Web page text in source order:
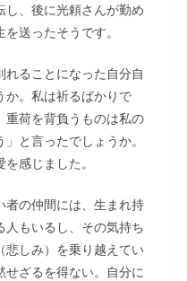
、後に光頼さんが勤め
送ったそうです。
ることになった自分自
か。私は祈るばかりで
重荷を背負うものは私の
と言ったでしょうか。
感じました。
者の仲間には、生まれ持
人もいるし、その気持ち
悲しみ）を乗り越えてい
せざるを得ない。自分に